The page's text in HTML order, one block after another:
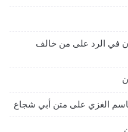
في الرد على من خالف
الغزي على متن أبي شجاع